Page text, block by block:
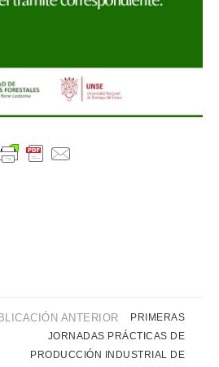
ANTERIOR
PRIMERAS
JORNADAS PRÁCTICAS DE
PRODUCCIÓN INDUSTRIAL DE